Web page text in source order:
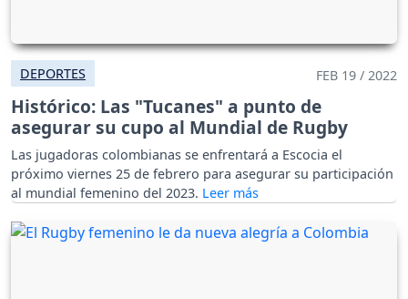
DEPORTES FEB 19 / 2022
Histórico: Las "Tucanes" a punto de
asegurar su cupo al Mundial de Rugby
Las jugadoras colombianas se enfrentará a Escocia el
próximo viernes 25 de febrero para asegurar su participación
al mundial femenino del 2023.